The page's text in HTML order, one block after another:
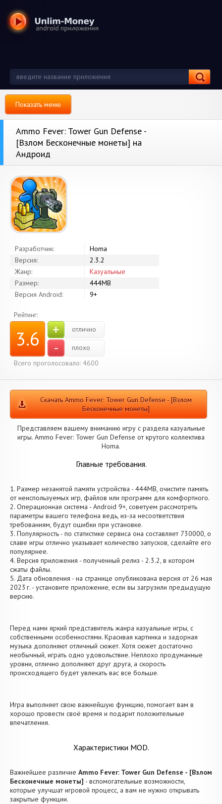
Показать меню
Ammo Fever: Tower Gun Defense -
[Взлом Бесконечные монеты] на
Андроид
Разработчик:
Homa
Версия:
2.3.2
Жанр:
Казуальные
Размер:
444MB
Версия Android:
9+
Рейтинг:
3.6 + отлично
-
плохо
Всего проголосовало: 4600
Скачать Ammo Fever: Tower Gun Defense - [Взлом
Бесконечные монеты]
Представляем вашему вниманию игру с раздела казуальные
игры. Ammo Fever: Tower Gun Defense от крутого коллектива
Homa.
Главные требования.
1. Размер незанятой памяти устройства - 444MB, очистите память
от неиспользуемых игр, файлов или программ для комфортного.
2. Операционная система - Android 9+, советуем рассмотреть
параметры вашего телефона ведь, из-за несоответствия
требованиям, будут ошибки при установке.
3. Популярность - по статистике сервиса она составляет 730000, о
cлаве игры отлично указывает количество запусков, сделайте его
популярнее.
4. Версия приложения - полученный релиз - 2.3.2, в котором
сжаты файлы.
5. Дата обновления - на странице опубликована версия от 26 мая
2023 г. - установите приложение, если вы загрузили предыдущую
версию.
Перед нами яркий представитель жанра казуальные игры, с
собственными особенностями. Красивая картинка и задорная
музыка дополняют отличный сюжет. Хотя сюжет достаточно
необычный, играть одно удовольствие. Неплохо продуманные
уровни, отлично дополняют друг друга, а скорость
происходящего будет увлекать вас все больше.
Игра выполняет свою важнейшую функцию, помогает вам в
хорошо провести своё время и подарит положительные
впечатления.
Характеристики MOD.
Важнейшее различие Ammo Fever: Tower Gun Defense - [Взлом
Бесконечные монеты] - вспомогательные возможности,
которые улучшат игровой процесс, а вам не нужно открывать
закрытые функции.